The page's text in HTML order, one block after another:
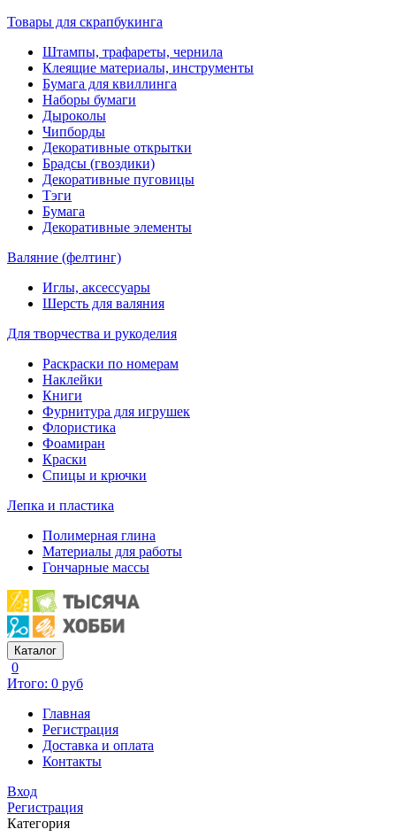
Товары для скрапбукинга
Штампы, трафареты, чернила
Клеящие материалы, инструменты
Бумага для квиллинга
Наборы бумаги
Дыроколы
Чипборды
Декоративные открытки
Брадсы (гвоздики)
Декоративные пуговицы
Тэги
Бумага
Декоративные элементы
Валяние (фелтинг)
Иглы, аксессуары
Шерсть для валяния
Для творчества и рукоделия
Раскраски по номерам
Наклейки
Книги
Фурнитура для игрушек
Флористика
Фоамиран
Краски
Спицы и крючки
Лепка и пластика
Полимерная глина
Материалы для работы
Гончарные массы
Каталог
0
Итого: 0 руб
Главная
Регистрация
Доставка и оплата
Контакты
Вход
Регистрация
Категория